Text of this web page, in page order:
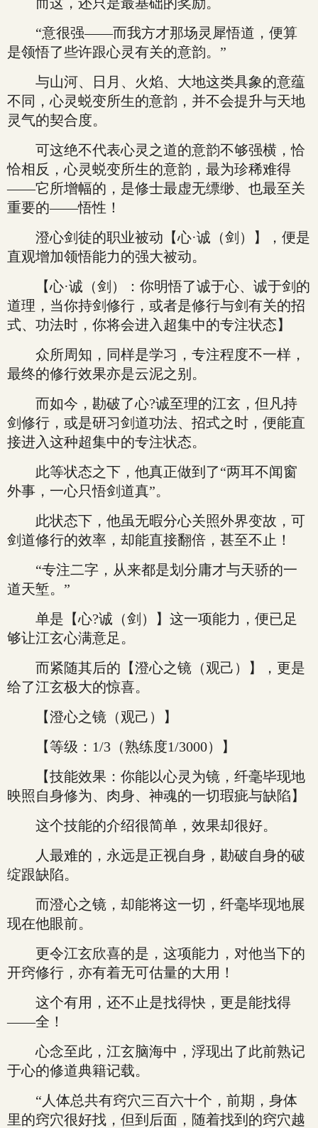
“意很强——而我方才那场灵犀悟道，便算
是领悟了些许跟心灵有关的意韵。”
与山河、日月、火焰、大地这类具象的意蕴
不同，心灵蜕变所生的意韵，并不会提升与天地
灵气的契合度。
可这绝不代表心灵之道的意韵不够强横，恰
恰相反，心灵蜕变所生的意韵，最为珍稀难得
——它所增幅的，是修士最虚无缥缈、也最至关
重要的——悟性！
澄心剑徒的职业被动【心·诚（剑）】，便是
直观增加领悟能力的强大被动。
【心·诚（剑）：你明悟了诚于心、诚于剑的
道理，当你持剑修行，或者是修行与剑有关的招
式、功法时，你将会进入超集中的专注状态】
众所周知，同样是学习，专注程度不一样，
最终的修行效果亦是云泥之别。
而如今，勘破了心?诚至理的江玄，但凡持
剑修行，或是研习剑道功法、招式之时，便能直
接进入这种超集中的专注状态。
此等状态之下，他真正做到了“两耳不闻窗
外事，一心只悟剑道真”。
此状态下，他虽无暇分心关照外界变故，可
剑道修行的效率，却能直接翻倍，甚至不止！
“专注二字，从来都是划分庸才与天骄的一
道天堑。”
单是【心?诚（剑）】这一项能力，便已足
够让江玄心满意足。
而紧随其后的【澄心之镜（观己）】，更是
给了江玄极大的惊喜。
【澄心之镜（观己）】
【等级：1/3（熟练度1/3000）】
【技能效果：你能以心灵为镜，纤毫毕现地
映照自身修为、肉身、神魂的一切瑕疵与缺陷】
这个技能的介绍很简单，效果却很好。
人最难的，永远是正视自身，勘破自身的破
绽跟缺陷。
而澄心之镜，却能将这一切，纤毫毕现地展
现在他眼前。
更令江玄欣喜的是，这项能力，对他当下的
开窍修行，亦有着无可估量的大用！
这个有用，还不止是找得快，更是能找得
——全！
心念至此，江玄脑海中，浮现出了此前熟记
于心的修道典籍记载。
“人体总共有窍穴三百六十个，前期，身体
里的窍穴很好找，但到后面，随着找到的窍穴越